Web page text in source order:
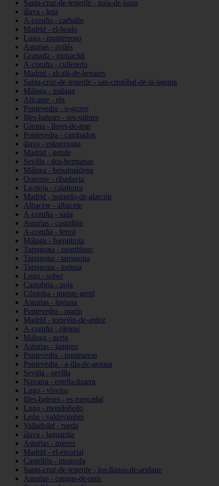
Santa-cruz-de-tenerife - guía-de-isora
álava - leza
A-coruña - carballo
Madrid - el-boalo
Lugo - monterroso
Asturias - avilés
Granada - monachil
A-coruña - culleredo
Madrid - alcalá-de-henares
Santa-cruz-de-tenerife - san-cristóbal-de-la-laguna
Málaga - málaga
Alicante - elx
Pontevedra - o-grove
Illes-balears - ses-salines
Girona - lloret-de-mar
Pontevedra - cambados
álava - eskuernaga
Madrid - getafe
Sevilla - dos-hermanas
Málaga - benalmádena
Ourense - ribadavia
La-rioja - calahorra
Madrid - pozuelo-de-alarcón
Albacete - albacete
A-coruña - sada
Asturias - castrillón
A-coruña - ferrol
Málaga - fuengirola
Tarragona - montblanc
Tarragona - tarragona
Tarragona - tortosa
Lugo - sober
Cantabria - noja
Córdoba - puente-genil
Asturias - laviana
Pontevedra - marín
Madrid - torrejón-de-ardoz
A-coruña - oleiros
Málaga - nerja
Asturias - langreo
Pontevedra - ponteareas
Pontevedra - a-illa-de-arousa
Sevilla - sevilla
Navarra - estella-lizarra
Lugo - viveiro
Illes-balears - es-mercadal
Lugo - mondoñedo
León - valdevimbre
Valladolid - rueda
álava - laguardia
Asturias - mieres
Madrid - el-escorial
Castellón - moncofa
Santa-cruz-de-tenerife - los-llanos-de-aridane
Asturias - cangas-de-onís